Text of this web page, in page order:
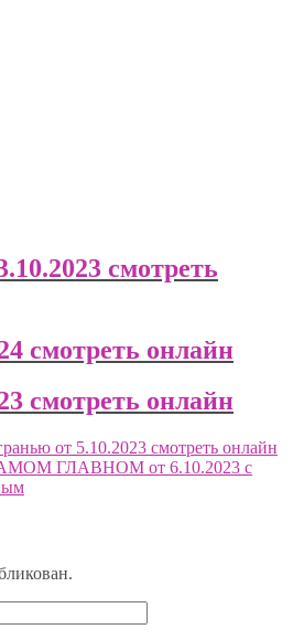
смотреть
смотреть онлайн
смотреть онлайн
от 5.10.2023 смотреть онлайн
ГЛАВНОМ от 6.10.2023 с